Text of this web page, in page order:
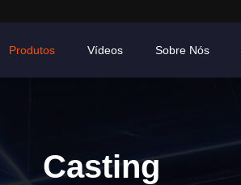
Produtos Vídeos Sobre Nós
Casting